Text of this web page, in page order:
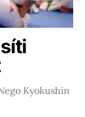
Kyokushin